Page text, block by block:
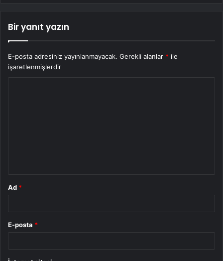
Bir yanıt yazın
E-posta adresiniz yayınlanmayacak. Gerekli alanlar * ile
işaretlenmişlerdir
Ad *
E-posta *